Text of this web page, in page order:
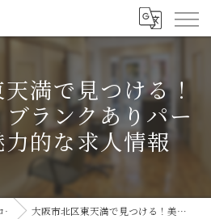
満で見つける！
ランクありパー
力的な求人情報
大阪市北区東天満で見つける！美容院で働くブランクありパートさんの魅力的な求人情報